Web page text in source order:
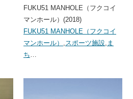
FUKU51 MANHOLE（フクコイ
マンホール）(2018)
FUKU51 MANHOLE（フクコイ
マンホール） ,スポーツ施設, ま
ち…